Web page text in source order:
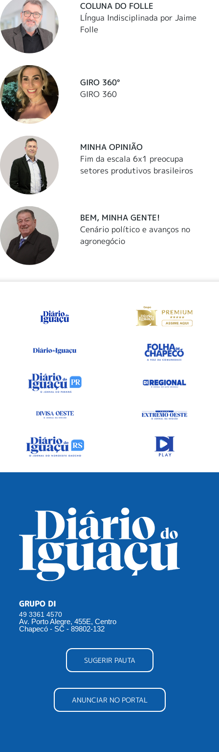
COLUNA DO FOLLE
LÍngua Indisciplinada por Jaime
Folle
GIRO 360°
GIRO 360
MINHA OPINIÃO
Fim da escala 6x1 preocupa
setores produtivos brasileiros
BEM, MINHA GENTE!
Cenário político e avanços no
agronegócio
GRUPO DI
49 3361 4570
Av. Porto Alegre, 455E, Centro
Chapecó - SC - 89802-132
SUGERIR PAUTA
ANUNCIAR NO PORTAL